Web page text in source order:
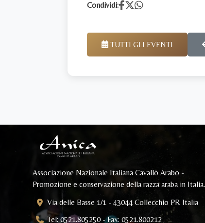
Condividi:
TUTTI GLI EVENTI
Associazione Nazionale Italiana Cavallo Arabo -
Promozione e conservazione della razza araba in Italia.
Via delle Basse 1/1 - 43044 Collecchio PR Italia
Tel: 0521.805250 - Fax: 0521.800212